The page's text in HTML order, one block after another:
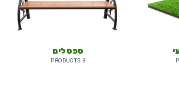
ספסלים
3 PRODUCTS